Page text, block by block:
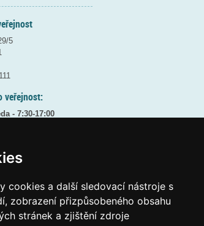
cookies a další sledovací nástroje s
zobrazení přizpůsobeného obsahu
stránek a zjištění zdroje
5
veřejnost:
- 7:30-17:00
přestávka
cz